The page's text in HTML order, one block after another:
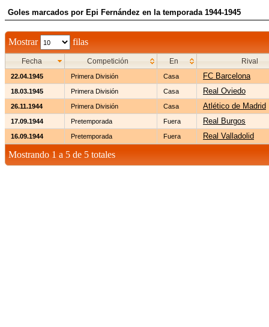
Goles marcados por Epi Fernández en la temporada 1944-1945
Mostrar filas
Fecha Competición En Rival
22.04.1945 Primera División Casa FC Barcelona
18.03.1945 Primera División Casa Real Oviedo
26.11.1944 Primera División Casa Atlético de Madrid
17.09.1944 Pretemporada Fuera Real Burgos
16.09.1944 Pretemporada Fuera Real Valladolid
Mostrando 1 a 5 de 5 totales